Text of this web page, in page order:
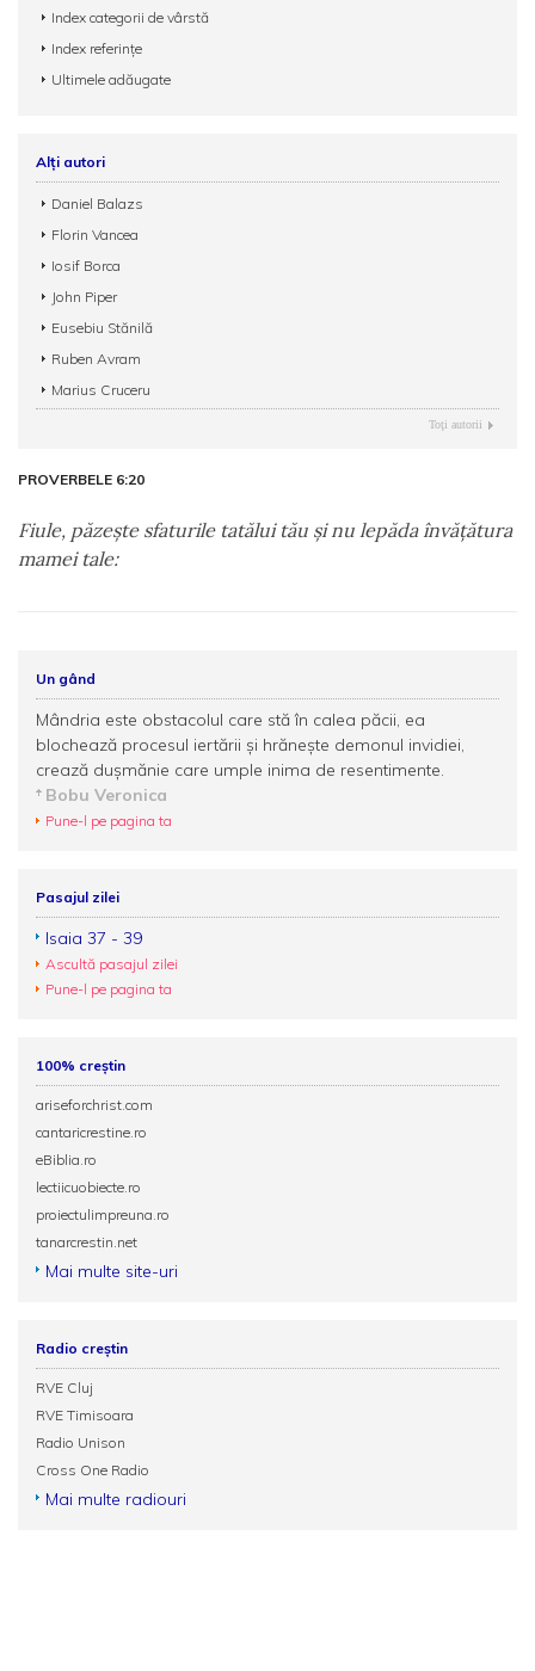
Index categorii de vârstă
Index referințe
Ultimele adăugate
Alți autori
Daniel Balazs
Florin Vancea
Iosif Borca
John Piper
Eusebiu Stănilă
Ruben Avram
Marius Cruceru
Toţi autorii
PROVERBELE 6:20
Fiule, păzeşte sfaturile tatălui tău şi nu lepăda învăţătura
mamei tale:
Un gând
Mândria este obstacolul care stă în calea păcii, ea
blochează procesul iertării și hrănește demonul invidiei,
crează dușmănie care umple inima de resentimente.
Bobu Veronica
Pune-l pe pagina ta
Pasajul zilei
Isaia 37 - 39
Ascultă pasajul zilei
Pune-l pe pagina ta
100% creștin
ariseforchrist.com
cantaricrestine.ro
eBiblia.ro
lectiicuobiecte.ro
proiectulimpreuna.ro
tanarcrestin.net
Mai multe site-uri
Radio creștin
RVE Cluj
RVE Timisoara
Radio Unison
Cross One Radio
Mai multe radiouri